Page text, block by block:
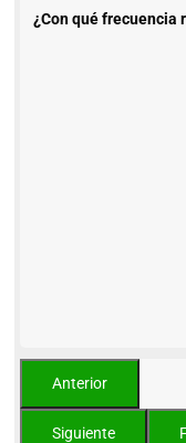
¿Con qué frecuencia